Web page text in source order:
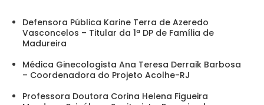
Defensora Pública Karine Terra de Azeredo
Vasconcelos – Titular da 1ª DP de Família de
Madureira
Médica Ginecologista Ana Teresa Derraik Barbosa
– Coordenadora do Projeto Acolhe-RJ
Professora Doutora Corina Helena Figueira